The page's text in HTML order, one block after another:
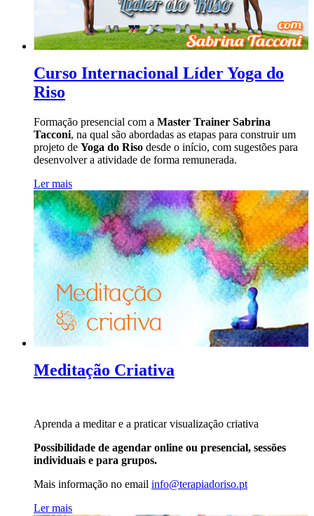
Curso Internacional Líder Yoga do
Riso
Formação presencial com a Master Trainer Sabrina
Tacconi, na qual são abordadas as etapas para construir um
projeto de Yoga do Riso desde o início, com sugestões para
desenvolver a atividade de forma remunerada.
Ler mais
Meditação Criativa
Aprenda a meditar e a praticar visualização criativa
Possibilidade de agendar online ou presencial, sessões
individuais e para grupos.
Mais informação no email info@terapiadoriso.pt
Ler mais